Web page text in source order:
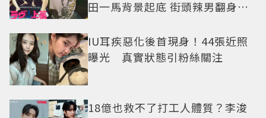
田一馬背景起底 街頭辣男翻身當
IU耳疾惡化後首現身！44張近照
曝光 真實狀態引粉絲關注
18億也救不了打工人體質？李浚